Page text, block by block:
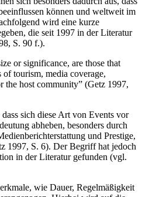
können und weltweit im
wird eine kurze
die seit 1997 in der Literatur
S. 90 f.).
or significance, are those that
tourism, media coverage,
the host community” (Getz 1997,
sich diese Art von Events vor
abheben, besonders durch
und Prestige,
1997, S. 6). Der Begriff hat jedoch
in der Literatur gefunden (vgl.
wie Dauer, Regelmäßigkeit